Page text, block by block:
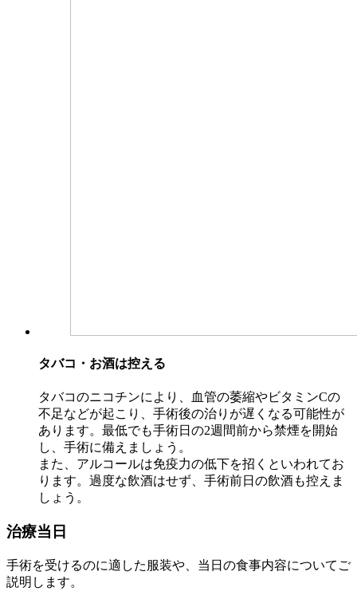
タバコ・お酒は控える
タバコのニコチンにより、血管の萎縮やビタミンCの
不足などが起こり、手術後の治りが遅くなる可能性が
あります。最低でも手術日の2週間前から禁煙を開始
し、手術に備えましょう。
また、アルコールは免疫力の低下を招くといわれてお
ります。過度な飲酒はせず、手術前日の飲酒も控えま
しょう。
治療当日
手術を受けるのに適した服装や、当日の食事内容についてご
説明します。